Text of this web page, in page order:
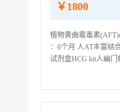
￥1800
植物黄曲霉毒素
：6个月 人AT丰富结
试剂盒HCG kit人幽门